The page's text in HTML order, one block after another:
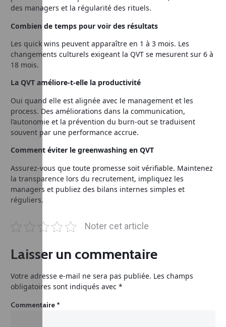
des managers et la régularité des rituels.
Combien de temps pour voir des résultats
Les quick wins peuvent apparaître en 1 à 3 mois. Les
changements culturels exigeant la QVT se mesurent sur 6 à
18 mois.
La QVT améliore-t-elle la productivité
Oui quand elle est alignée avec le management et les
process. Des améliorations dans la communication,
l’autonomie et la prévention du burn-out se traduisent
souvent par une performance accrue.
Comment éviter le greenwashing en QVT
Assurez-vous que toute promesse soit vérifiable. Maintenez
la transparence lors du recrutement, impliquez les
managers et publiez des bilans internes simples et
réguliers.
Noter cet article
Laisser un commentaire
Votre adresse e-mail ne sera pas publiée. Les champs
obligatoires sont indiqués avec *
Commentaire *